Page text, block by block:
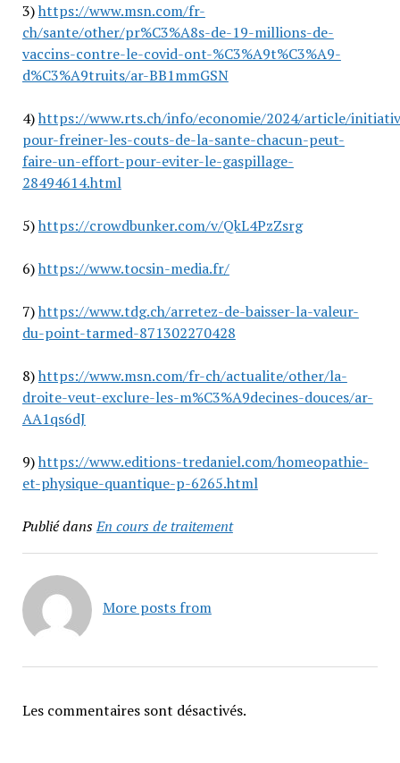
3)https://www.msn.com/fr-
ch/sante/other/pr%C3%A8s-de-19-millions-de-
vaccins-contre-le-covid-ont-%C3%A9t%C3%A9-
d%C3%A9truits/ar-BB1mmGSN
4)https://www.rts.ch/info/economie/2024/article/
pour-freiner-les-couts-de-la-sante-chacun-peut-
faire-un-effort-pour-eviter-le-gaspillage-
28494614.html
5)https://crowdbunker.com/v/QkL4PzZsrg
6)https://www.tocsin-media.fr/
7)https://www.tdg.ch/arretez-de-baisser-la-valeur-
du-point-tarmed-871302270428
8)https://www.msn.com/fr-ch/actualite/other/la-
droite-veut-exclure-les-m%C3%A9decines-douces/ar-
AA1qs6dJ
9)https://www.editions-tredaniel.com/homeopathie-
et-physique-quantique-p-6265.html
Publié dansEn cours de traitement
More posts from
Les commentaires sont désactivés.